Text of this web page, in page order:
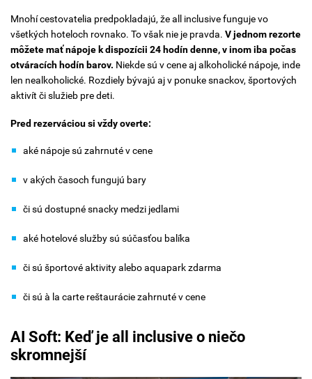
Mnohí cestovatelia predpokladajú, že all inclusive funguje vo
všetkých hoteloch rovnako. To však nie je pravda. V jednom rezorte
môžete mať nápoje k dispozícii 24 hodín denne, v inom iba počas
otváracích hodín barov. Niekde sú v cene aj alkoholické nápoje, inde
len nealkoholické. Rozdiely bývajú aj v ponuke snackov, športových
aktivít či služieb pre deti.
Pred rezerváciou si vždy overte:
aké nápoje sú zahrnuté v cene
v akých časoch fungujú bary
či sú dostupné snacky medzi jedlami
aké hotelové služby sú súčasťou balíka
či sú športové aktivity alebo aquapark zdarma
či sú à la carte reštaurácie zahrnuté v cene
AI Soft: Keď je all inclusive o niečo
skromnejší